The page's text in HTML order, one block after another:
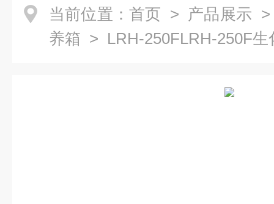
当前位置： 首页 > 产品展示
养箱 > LRH-250FLRH-250F生